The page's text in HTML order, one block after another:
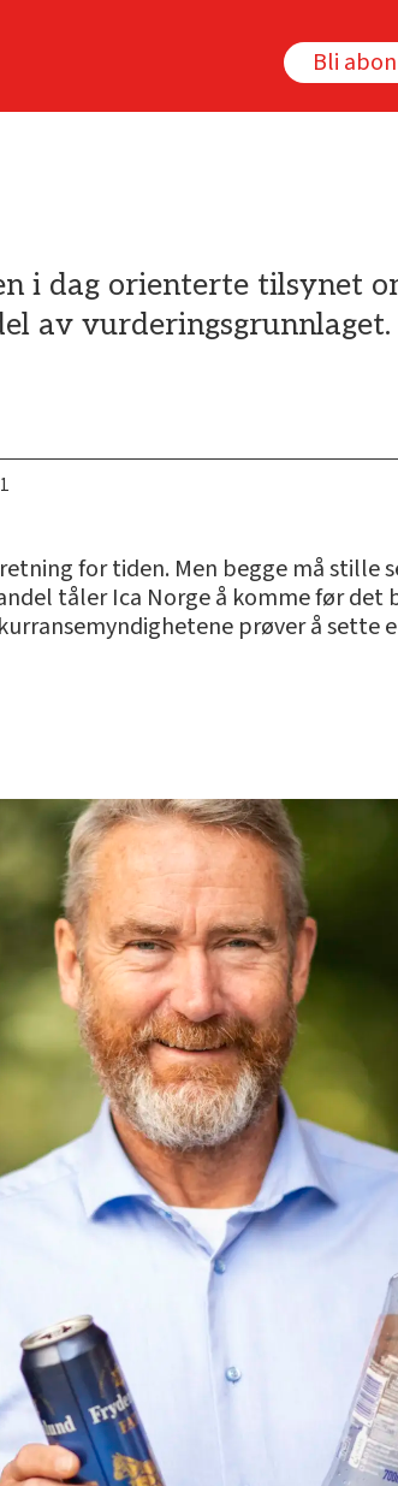
Bli
i dag orienterte tilsynet
av
for tiden. Men begge må stille
tåler Ica Norge å komme før det
prøver å sette